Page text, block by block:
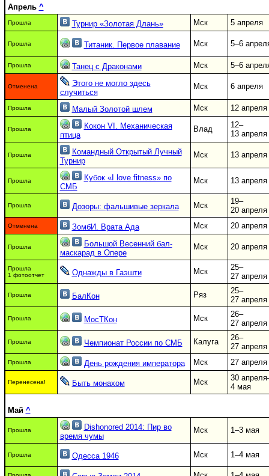
Апрель ^
Прошла Турнир «Золотая Длань» Мск 5 апреля
Прошла Титаник. Первое плавание Мск 5–6
Прошла Танец с Драконами Мск 5–6
Отменена
Этого не могло здесь
случиться
Мск 6 апреля
Прошла Малый Золотой шлем Мск 12 апреля
Прошла
Кокон VI. Механическая
птица
Влад
12–
13 апреля
Прошла
Командный Открытый Лучный
Турнир
Мск 13 апреля
Прошла
Кубок «I love fitness» по
СМБ
Мск 13 апреля
Прошла Дозоры: фальшивые зеркала Мск
19–
20 апреля
Отменена ЗомбИ. Врата Ада Мск 20 апреля
Прошла
Большой Весенний бал-
маскарад в Опере
Мск 20 апреля
Прошла
1 фотоотчет
Однажды в Гаэшти Мск
25–
27 апреля
Прошла БалКон Ряз
25–
27 апреля
Прошла МосТКон Мск
26–
27 апреля
Прошла Чемпионат России по СМБ Калуга
26–
27 апреля
Прошла День рождения императора Мск 27 апреля
Перенесена! Быть монахом Мск
30
4 мая
Май ^
Прошла
Dishonored 2014: Пир во
время чумы
Мск 1–3 мая
Прошла Одесса 1946 Мск 1–4 мая